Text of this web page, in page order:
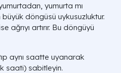
yumurta mı
döngüsü uykusuzluktur.
ağrıyı artırır. Bu döngüyü
aynı saatte uyanarak
saati) sabitleyin.